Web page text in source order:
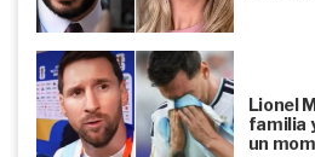
Lionel
familia
un